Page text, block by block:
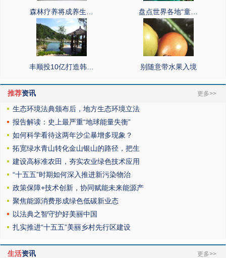
森林疗养将成养生… 盘点世界各地“童…
丰顺投10亿打造韩… 别随意带水果入境
推荐资讯 更多>>
生态环境法典颁布后，地方生态环境立法
报告解读：史上最严重“地球能量失衡”
如何科学看待这两年沙尘暴增多现象？
拓宽绿水青山转化金山银山的路径，把生
建设高标准农田，夯实农业绿色技术应用
“十五五”时期如何深入推进新污染物治
政策保障+技术创新，协同赋能未来能源产
聚焦能源消费形成绿色低碳新业态
以法典之智守护好美丽中国
扎实推进“十五五”美丽乡村先行区建设
生活资讯 更多>>